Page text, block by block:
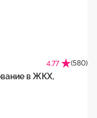
4.77 (580)
в ЖКХ,